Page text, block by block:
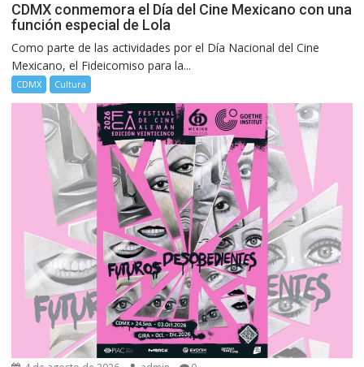
CDMX conmemora el Día del Cine Mexicano con una
función especial de Lola
Como parte de las actividades por el Día Nacional del Cine
Mexicano, el Fideicomiso para la...
CDMX Cultura